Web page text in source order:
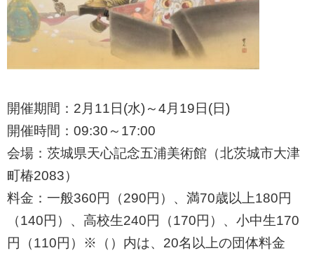
開催期間：2月11日(水)～4月19日(日)
開催時間：09:30～17:00
会場：茨城県天心記念五浦美術館（北茨城市大津
町椿2083）
料金：一般360円（290円）、満70歳以上180円
（140円）、高校生240円（170円）、小中生170
円（110円）※（）内は、20名以上の団体料金